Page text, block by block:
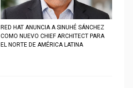
RED HAT ANUNCIA A SINUHÉ SÁNCHEZ
COMO NUEVO CHIEF ARCHITECT PARA
EL NORTE DE AMÉRICA LATINA